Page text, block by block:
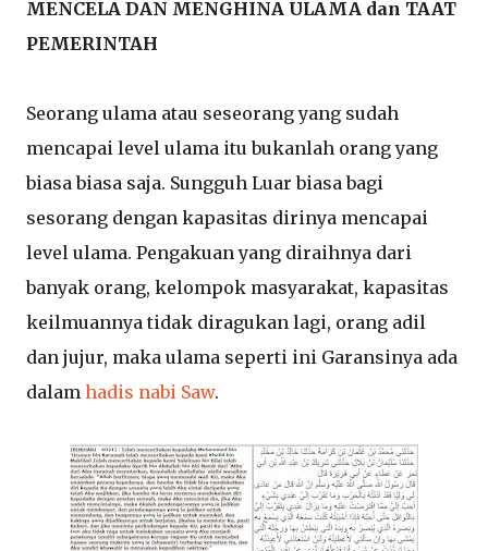
MENCELA DAN MENGHINA ULAMA dan TAAT
PEMERINTAH
Seorang ulama atau seseorang yang sudah
mencapai level ulama itu bukanlah orang yang
biasa biasa saja. Sungguh Luar biasa bagi
sesorang dengan kapasitas dirinya mencapai
level ulama. Pengakuan yang diraihnya dari
banyak orang, kelompok masyarakat, kapasitas
keilmuannya tidak diragukan lagi, orang adil
dan jujur, maka ulama seperti ini Garansinya ada
dalam hadis nabi Saw.